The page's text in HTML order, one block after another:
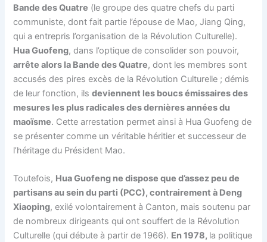
Bande des Quatre (le groupe des quatre chefs du parti
communiste, dont fait partie l’épouse de Mao, Jiang Qing,
qui a entrepris l’organisation de la Révolution Culturelle).
Hua Guofeng, dans l’optique de consolider son pouvoir,
arrête alors la Bande des Quatre, dont les membres sont
accusés des pires excès de la Révolution Culturelle ; démis
de leur fonction, ilsdeviennent les boucs émissaires des
mesures les plus radicales des dernières années du
maoïsme. Cette arrestation permet ainsi à Hua Guofeng de
se présenter comme un véritable héritier et successeur de
l’héritage du Président Mao.
Toutefois, Hua Guofeng ne dispose que d’assez peu de
partisans au sein du parti (PCC), contrairement à Deng
Xiaoping, exilé volontairement à Canton, mais soutenu par
de nombreux dirigeants qui ont souffert de la Révolution
Culturelle (qui débute à partir de 1966). En 1978, la politique